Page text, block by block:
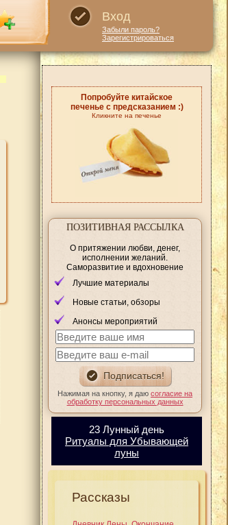
Вход
Забыли пароль?
Зарегистрироваться
Попробуйте китайское
печенье с предсказанием :)
Кликните на печенье
ПОЗИТИВНАЯ РАССЫЛКА
О притяжении любви, денег,
исполнении желаний.
Саморазвитие и вдохновение
Лучшие материалы
Новые статьи, обзоры
Анонсы мероприятий
Нажимая на кнопку, я даю согласие на
обработку персональных данных
23 Лунный день
Ритуалы для Убывающей
луны
Рассказы